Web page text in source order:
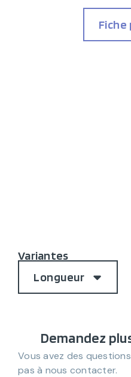
Variantes
Longueur
Demandez
Vous avez des
pas à nous contacter.